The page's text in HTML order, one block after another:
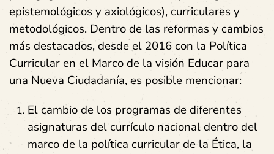
epistemológicos y axiológicos), curriculares y
metodológicos. Dentro de las reformas y cambios
más destacados, desde el 2016 con la Política
Curricular en el Marco de la visión Educar para
una Nueva Ciudadanía, es posible mencionar:
El cambio de los programas de diferentes
asignaturas del currículo nacional dentro del
marco de la política curricular de la Ética, la